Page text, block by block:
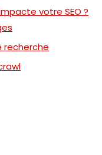
votre SEO ?
recherche